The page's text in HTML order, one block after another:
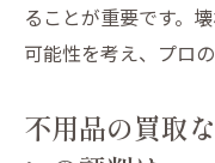
ることが重要です。
可能性を考え、プロ
不用品の買取